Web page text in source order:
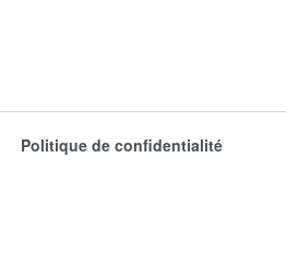
Politique de confidentialité